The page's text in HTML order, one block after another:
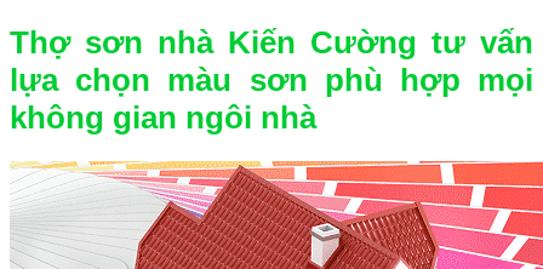
Thợ sơn nhà Kiến Cường tư vấn
lựa chọn màu sơn phù hợp mọi
không gian ngôi nhà